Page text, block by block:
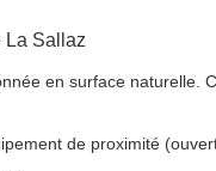
La Sallaz
en surface naturelle.
de proximité